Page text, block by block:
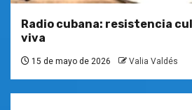
Radio cubana: resistencia
viva
15 de mayo de 2026 Valia Valdés